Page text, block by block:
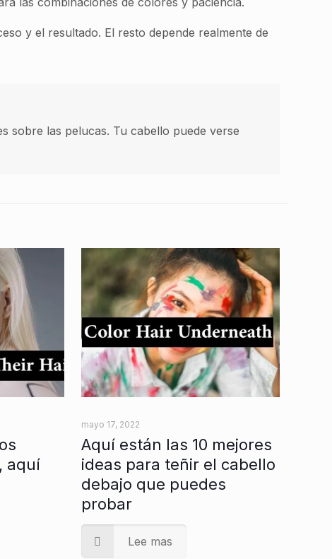
y el resultado. El resto depende realmente de
sobre las pelucas. Tu cabello puede verse
aquí
mayo 17, 2022
Aquí están las 10 mejores
ideas para teñir el cabello
debajo que puedes
probar
Lee mas